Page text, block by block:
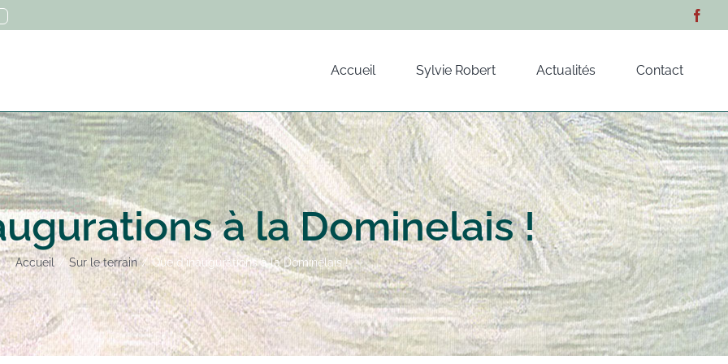
Accueil Sylvie Robert Actualités Contact
à la Dominelais !
Accueil Sur le terrain Que d’inaugurations à la Dominelais !